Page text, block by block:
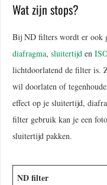
Wat zijn stops?
Bij ND filters wordt er ook
diafragma, sluitertijd en
lichtdoorlatend de filter is.
wil doorlaten of
effect op je sluitertijd,
filter gebruik kan je een
sluitertijd pakken.
ND filter